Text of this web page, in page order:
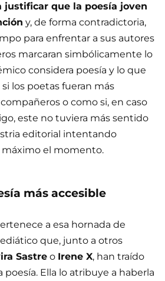
justificar que la poesía joven
y, de forma contradictoria,
para enfrentar a sus autores
marcaran simbólicamente lo
considera poesía y lo que
los poetas fueran más
o como si, en caso
este no tuviera más sentido
editorial intentando
máximo el momento.
más accesible
a esa hornada de
que, junto a otros
Sastre o Irene X, han traído
poesía. Ella lo atribuye a haberla